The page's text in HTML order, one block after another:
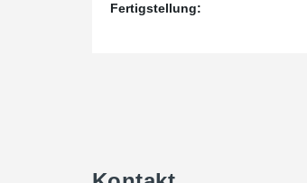
Fertigstellung: